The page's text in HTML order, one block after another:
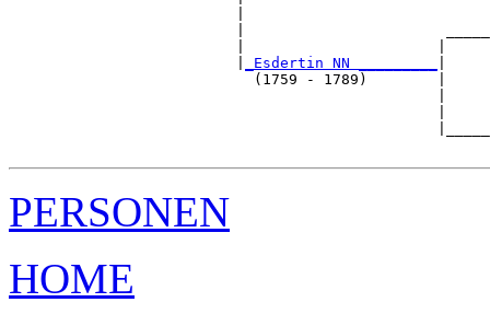
_Esdertin NN _________
                            (1759 - 1789)        |
PERSONEN
HOME